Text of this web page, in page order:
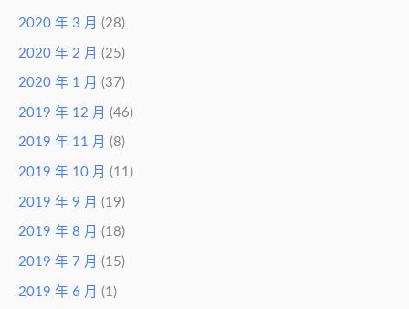
2020 年 3 月 (28)
2020 年 2 月 (25)
2020 年 1 月 (37)
2019 年 12 月 (46)
2019 年 11 月 (8)
2019 年 10 月 (11)
2019 年 9 月 (19)
2019 年 8 月 (18)
2019 年 7 月 (15)
2019 年 6 月 (1)